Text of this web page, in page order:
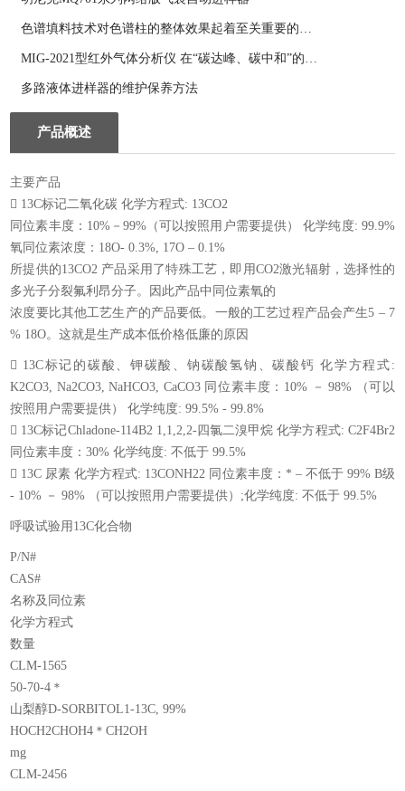
色谱填料技术对色谱柱的整体效果起着至关重要的作用
MIG-2021型红外气体分析仪 在“碳达峰、碳中和”的应用案例
多路液体进样器的维护保养方法
产品概述
主要产品
􀂄 13C标记二氧化碳 化学方程式: 13CO2
同位素丰度：10%－99%（可以按照用户需要提供） 化学纯度: 99.9%
氧同位素浓度：18O- 0.3%, 17O – 0.1%
所提供的13CO2 产品采用了特殊工艺，即用CO2激光辐射，选择性的
多光子分裂氟利昂分子。因此产品中同位素氧的
浓度要比其他工艺生产的产品要低。一般的工艺过程产品会产生5 – 7
% 18O。这就是生产成本低价格低廉的原因
􀂄 13C标记的碳酸、钾碳酸、钠碳酸氢钠、碳酸钙 化学方程式:
K2CO3, Na2CO3, NaHCO3, CaCO3 同位素丰度：10% － 98% （可以
按照用户需要提供） 化学纯度: 99.5% - 99.8%
􀂄 13C标记Chladone-114В2 1,1,2,2-四氯二溴甲烷 化学方程式: C2F4Br2
同位素丰度：30% 化学纯度: 不低于 99.5%
􀂄 13C 尿素 化学方程式: 13CONH22 同位素丰度：* – 不低于 99% B级
- 10% － 98% （可以按照用户需要提供）;化学纯度: 不低于 99.5%
呼吸试验用13C化合物
P/N#
CAS#
名称及同位素
化学方程式
数量
CLM-1565
50-70-4＊
山梨醇D-SORBITOL1-13C, 99%
HOCH2CHOH4＊CH2OH
mg
CLM-2456